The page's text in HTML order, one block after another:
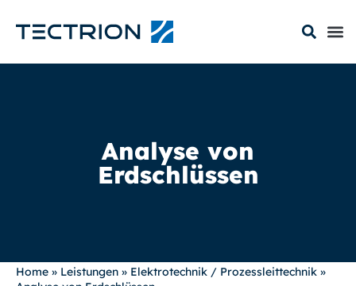
Analyse von
Erdschlüssen
Home » Leistungen » Elektrotechnik / Prozessleittechnik »